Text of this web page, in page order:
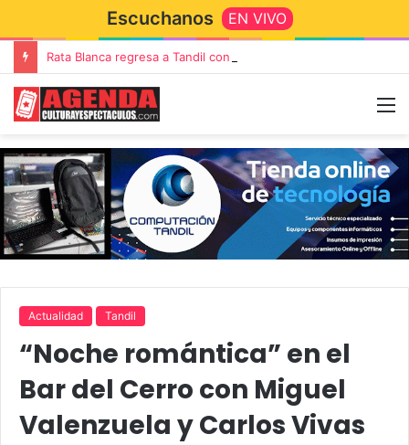
Escuchanos EN VIVO
Actualidad Tandil
“Noche romántica” en el
Bar del Cerro con Miguel
Valenzuela y Carlos Vivas